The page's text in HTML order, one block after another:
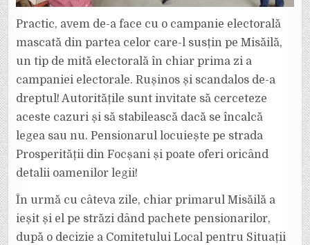
Practic, avem de-a face cu o campanie electorală
mascată din partea celor care-l susțin pe Misăilă,
un tip de mită electorală în chiar prima zi a
campaniei electorale. Rușinos și scandalos de-a
dreptul! Autoritățile sunt invitate să cerceteze
aceste cazuri și să stabilească dacă se încalcă
legea sau nu. Pensionarul locuiește pe strada
Prosperității din Focșani și poate oferi oricând
detalii oamenilor legii!
În urmă cu câteva zile, chiar primarul Misăilă a
ieșit și el pe străzi dând pachete pensionarilor,
după o decizie a Comitetului Local pentru Situații